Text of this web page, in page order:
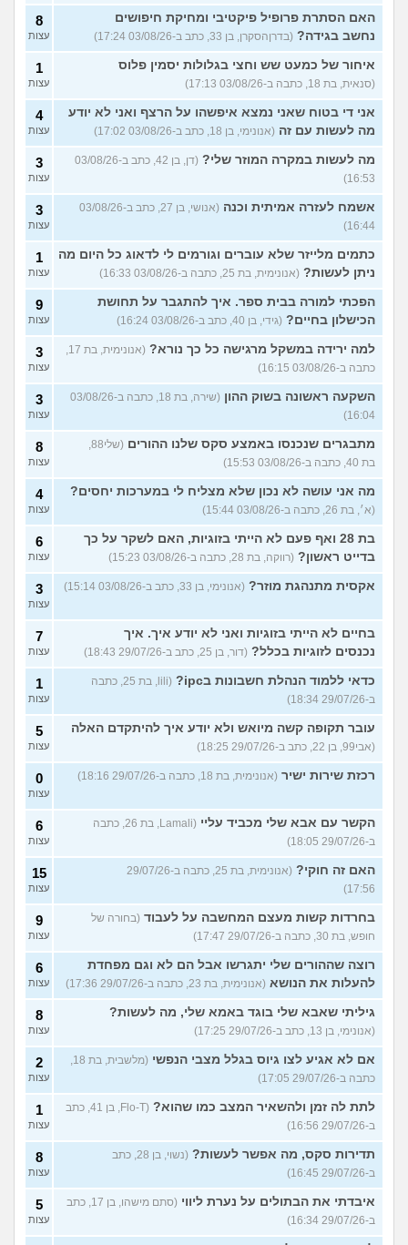
האם הסתרת פרופיל פיקטיבי ומחיקת חיפושים
נחשב בגידה? (בדרןהסקרן, בן 33, כתב ב-03/08/26 17:24)
8
עצות
איחור של כמעט שש וחצי בגלולות יסמין פלוס
(סנאית, בת 18, כתבה ב-03/08/26 17:13)
1
עצות
אני די בטוח שאני נמצא איפשהו על הרצף ואני לא יודע
מה לעשות עם זה (אנונימי, בן 18, כתב ב-03/08/26 17:02)
4
עצות
מה לעשות במקרה המוזר שלי?
(דן, בן 42, כתב ב-03/08/26
16:53)
3
עצות
אשמח לעזרה אמיתית וכנה
(אנושי, בן 27, כתב ב-03/08/26
16:44)
3
עצות
כתמים מלייזר שלא עוברים וגורמים לי לדאוג כל היום מה
ניתן לעשות? (אנונימית, בת 25, כתבה ב-03/08/26 16:33)
1
עצות
הפכתי למורה בבית ספר. איך להתגבר על תחושת
הכישלון בחיים? (גידי, בן 40, כתב ב-03/08/26 16:24)
9
עצות
למה ירידה במשקל מרגישה כל כך נורא?
(אנונימית, בת 17,
כתבה ב-03/08/26 16:15)
3
עצות
השקעה ראשונה בשוק ההון
(שירה, בת 18, כתבה ב-03/08/26
16:04)
3
עצות
מתבגרים שנכנסו באמצע סקס שלנו ההורים
(שלי88,
בת 40, כתבה ב-03/08/26 15:53)
8
עצות
מה אני עושה לא נכון שלא מצליח לי במערכות יחסים?
(א׳, בת 26, כתבה ב-03/08/26 15:44)
4
עצות
בת 28 ואף פעם לא הייתי בזוגיות, האם לשקר על כך
בדייט ראשון? (רווקה, בת 28, כתבה ב-03/08/26 15:23)
6
עצות
אקסית מתנהגת מוזר? (אנונימי, בן 33, כתב ב-03/08/26 15:14) 3
עצות
בחיים לא הייתי בזוגיות ואני לא יודע איך. איך
נכנסים לזוגיות בכלל? (דור, בן 25, כתב ב-29/07/26 18:43)
7
עצות
כדאי ללמוד הנהלת חשבונות בipc?
(lili, בת 25, כתבה
ב-29/07/26 18:34)
1
עצות
עובר תקופה קשה מיואש ולא יודע איך להיתקדם האלה
(אבי99, בן 22, כתב ב-29/07/26 18:25)
5
עצות
רכזת שירות ישיר (אנונימית, בת 18, כתבה ב-29/07/26 18:16) 0
עצות
הקשר עם אבא שלי מכביד עליי
(Lamali, בת 26, כתבה
ב-29/07/26 18:05)
6
עצות
האם זה חוקי?
(אנונימית, בת 25, כתבה ב-29/07/26
17:56)
15
עצות
בחרדות קשות מעצם המחשבה על לעבוד (בחורה של
חופש, בת 30, כתבה ב-29/07/26 17:47)
9
עצות
רוצה שההורים שלי יתגרשו אבל הם לא וגם מפחדת
להעלות את הנושא (אנונימית, בת 23, כתבה ב-29/07/26 17:36)
6
עצות
גיליתי שאבא שלי בוגד באמא שלי, מה לעשות?
(אנונימי, בן 13, כתב ב-29/07/26 17:25)
8
עצות
אם לא אגיע לצו גיוס בגלל מצבי הנפשי
(מלשבית, בת 18,
כתבה ב-29/07/26 17:05)
2
עצות
לתת לה זמן ולהשאיר המצב כמו שהוא?
(Flo-T, בן 41, כתב
ב-29/07/26 16:56)
1
עצות
תדירות סקס, מה אפשר לעשות?
(נשוי, בן 28, כתב
ב-29/07/26 16:45)
8
עצות
איבדתי את הבתולים על נערת ליווי
(סתם מישהו, בן 17, כתב
ב-29/07/26 16:34)
5
עצות